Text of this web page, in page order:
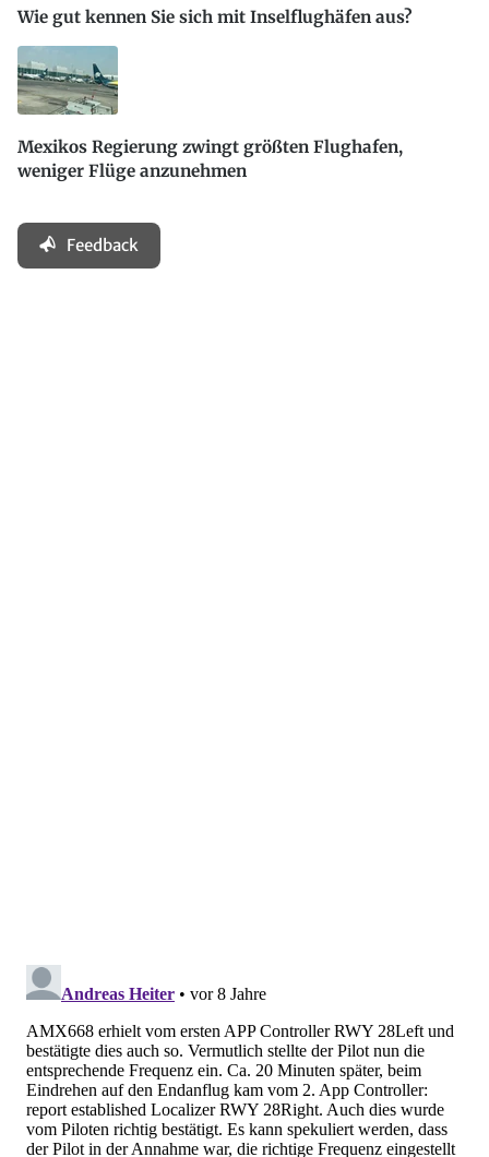
Wie gut kennen Sie sich mit Inselflughäfen aus?
Mexikos Regierung zwingt größten Flughafen,
weniger Flüge anzunehmen
Feedback